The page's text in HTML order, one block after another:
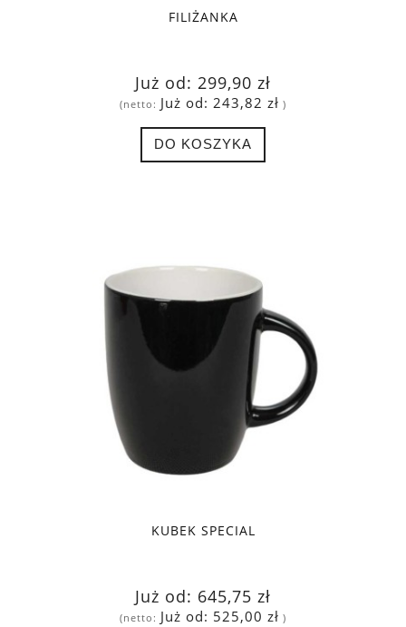
FILIŻANKA
Już od: 299,90 zł
(netto: Już od: 243,82 zł )
DO KOSZYKA
KUBEK SPECIAL
Już od: 645,75 zł
(netto: Już od: 525,00 zł )